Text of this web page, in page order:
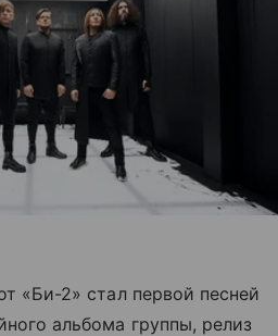
«Би-2» стал первой песней
альбома группы, релиз